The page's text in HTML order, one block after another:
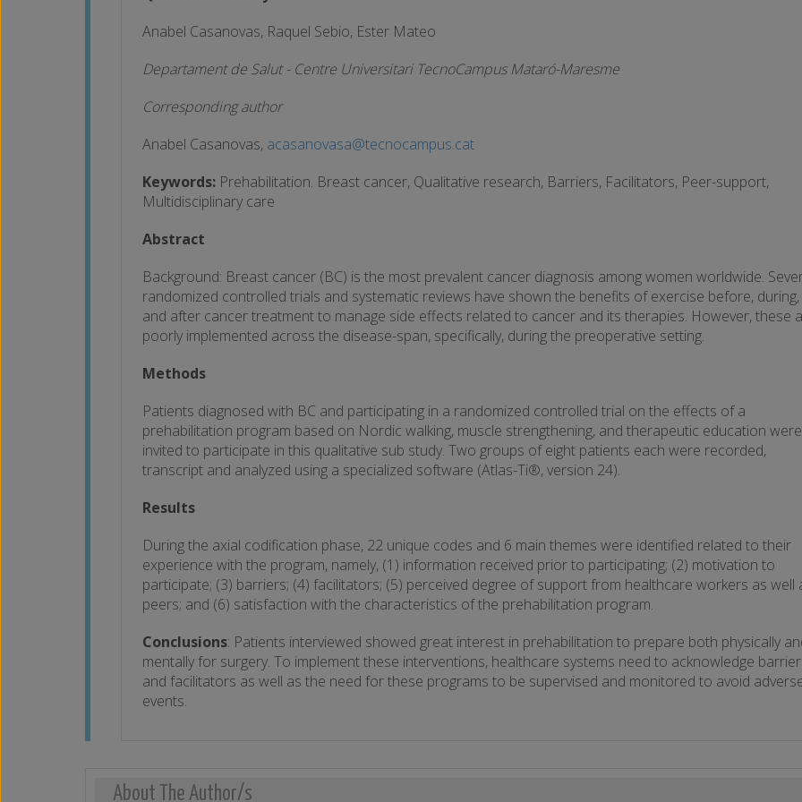
Anabel Casanovas, Raquel Sebio, Ester Mateo
Departament de Salut - Centre Universitari TecnoCampus Mataró-Maresme
Corresponding author
Anabel Casanovas, acasanovasa@tecnocampus.cat
Keywords:Prehabilitation. Breast cancer, Qualitative research, Barriers, Facilitators, Peer-support,
Multidisciplinary care
Abstract
Background: Breast cancer (BC) is the most prevalent cancer diagnosis among women worldwide.
randomized controlled trials and systematic reviews have shown the benefits of exercise before, during,
and after cancer treatment to manage side effects related to cancer and its therapies. However, these
poorly implemented across the disease-span, specifically, during the preoperative setting.
Methods
Patients diagnosed with BC and participating in a randomized controlled trial on the effects of a
prehabilitation program based on Nordic walking, muscle strengthening, and therapeutic education were
invited to participate in this qualitative sub study. Two groups of eight patients each were recorded,
transcript and analyzed using a specialized software (Atlas-Ti®, version 24).
Results
During the axial codification phase, 22 unique codes and 6 main themes were identified related to their
experience with the program, namely, (1) information received prior to participating; (2) motivation to
participate; (3) barriers; (4) facilitators; (5) perceived degree of support from healthcare workers as well
peers; and (6) satisfaction with the characteristics of the prehabilitation program.
Conclusions: Patients interviewed showed great interest in prehabilitation to prepare both physically
mentally for surgery. To implement these interventions, healthcare systems need to acknowledge
and facilitators as well as the need for these programs to be supervised and monitored to avoid
events.
About The Author/s